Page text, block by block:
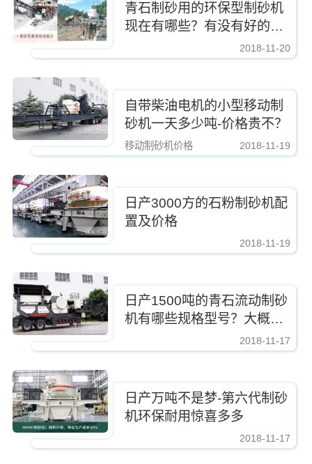
https://www.zhishaji.cn/Upload/Editor/image/
青石制砂用的环保型制砂机
现在有哪些？有没有好的厂
2018-11-20
https://www.zhishaji.cn/Upload/Editor/image/
自带柴油电机的小型移动制
砂机一天多少吨-价格贵不？
移动制砂机价格 2018-11-19
https://www.zhishaji.cn/Upload/Editor/image/
日产3000方的石粉制砂机配
置及价格
2018-11-19
https://www.zhishaji.cn/Upload/Editor/image/
日产1500吨的青石流动制砂
机有哪些规格型号？大概多
2018-11-17
https://www.zhishaji.cn/Upload/Editor/image/
日产万吨不是梦-第六代制砂
机环保耐用惊喜多多
2018-11-17